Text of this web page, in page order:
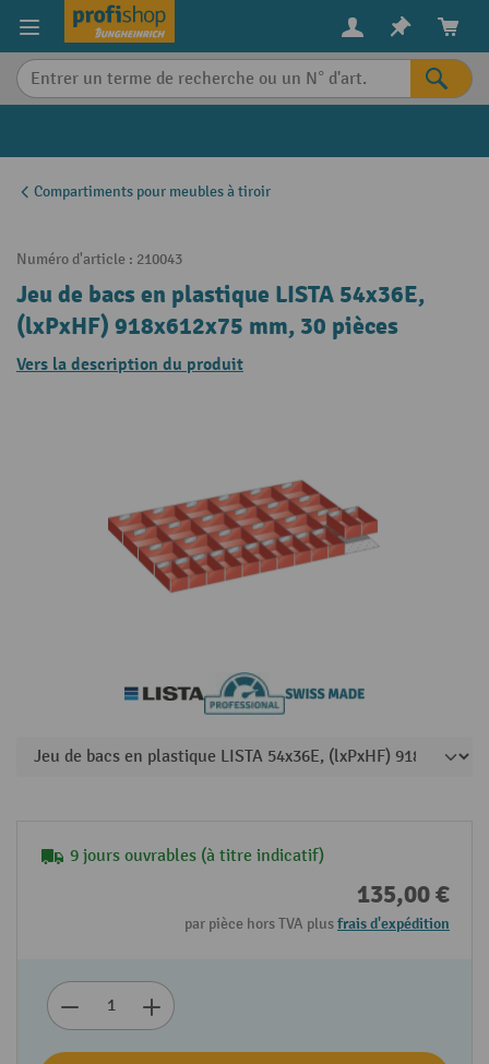
content
Compartiments pour meubles à tiroir
Numéro d'article : 210043
Jeu de bacs en plastique LISTA 54x36E,
(lxPxHF) 918x612x75 mm, 30 pièces
Vers la description du produit
9 jours ouvrables (à titre indicatif)
135,00 €
par pièce hors TVA plusfrais d'expédition